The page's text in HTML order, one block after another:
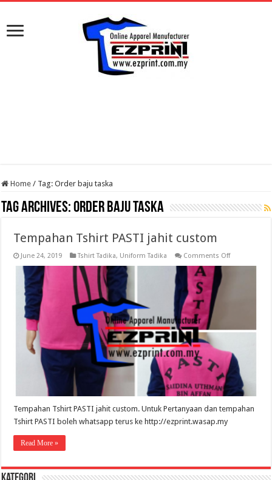
Home / Tag:Order baju taska
Tag Archives:Order baju taska
Tempahan Tshirt PASTI jahit custom
June 24, 2019 Tshirt Tadika, Uniform Tadika Comments Offon
Tempahan Tshirt PASTI jahit custom. Untuk Pertanyaan dan tempahan
Tshirt PASTI boleh whatsapp terus ke http://ezprint.wasap.my
Read More »